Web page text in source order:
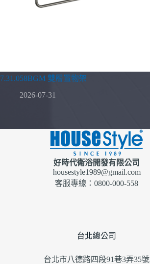
7.31.058BGM 雙層置物架
2026-07-31
好時代衛浴開發有限公司
housestyle1989@gmail.com
客服專線：0800-000-558
台北總公司
台北市八德路四段91巷3弄35號